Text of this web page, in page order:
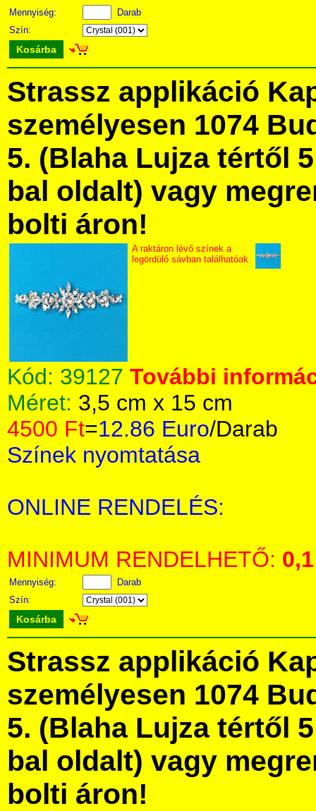
Mennyiség:
Darab
Szín:
Kosárba
Strassz applikáció
személyesen 1074
5. (Blaha Lujza tértől
bal oldalt) vagy
bolti áron!
A raktáron lévő színek a
legördülő sávban találhatóak.
Kód: 39127 További
Méret: 3,5 cm x 15 cm
4500 Ft=12.86 Euro/Darab
Színek nyomtatása
ONLINE RENDELÉS:
MINIMUM RENDELHETŐ: 0,1
Mennyiség:
Darab
Szín:
Kosárba
Strassz applikáció
személyesen 1074
5. (Blaha Lujza tértől
bal oldalt) vagy
bolti áron!